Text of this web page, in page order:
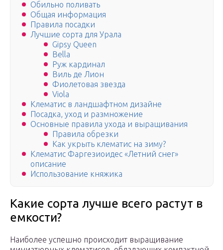
Обильно поливать
Общая информация
Правила посадки
Лучшие сорта для Урала
Gipsy Queen
Bella
Руж кардинал
Виль де Лион
Фиолетовая звезда
Viola
Клематис в ландшафтном дизайне
Посадка, уход и размножение
Основные правила ухода и выращивания
Правила обрезки
Как укрыть клематис на зиму?
Клематис Фаргезиоидес «Летний снег»
описание
Использование княжика
Какие сорта лучше всего растут в
емкости?
Наиболее успешно происходит выращивание